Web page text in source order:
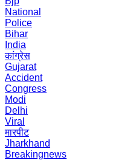
National
Police
Bihar
India
कांग्रेस
Gujarat
Accident
Congress
Modi
Delhi
Viral
मारपीट
Jharkhand
Breakingnews